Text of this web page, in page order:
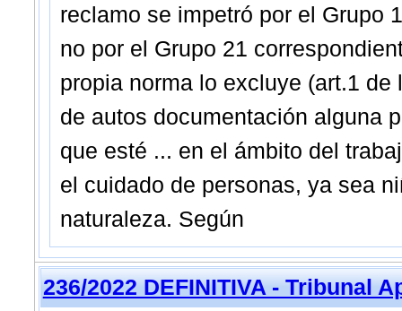
reclamo se impetró por el Grupo
no por el Grupo 21
propia norma lo excluye (art.1
de autos documentación alguna
que esté ... en el ámbito del
el cuidado de personas, ya sea
naturaleza. Según
236/2022 DEFINITIVA - Tribunal